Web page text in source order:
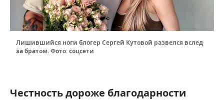
Лишившийся ноги блогер Сергей Кутовой развелся вслед
за братом. Фото: соцсети
Честность дороже благодарности